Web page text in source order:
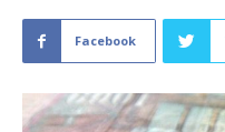
Facebook